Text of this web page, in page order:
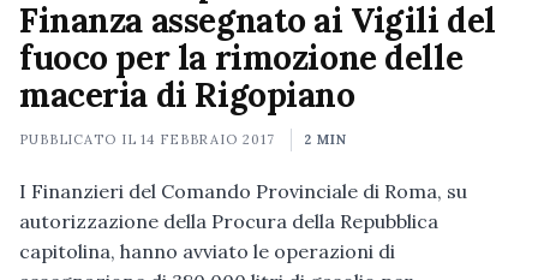
Finanza assegnato ai Vigili del
fuoco per la rimozione delle
maceria di Rigopiano
PUBBLICATO IL14 FEBBRAIO 2017 2 MIN
I Finanzieri del Comando Provinciale di Roma, su
autorizzazione della Procura della Repubblica
capitolina, hanno avviato le operazioni di